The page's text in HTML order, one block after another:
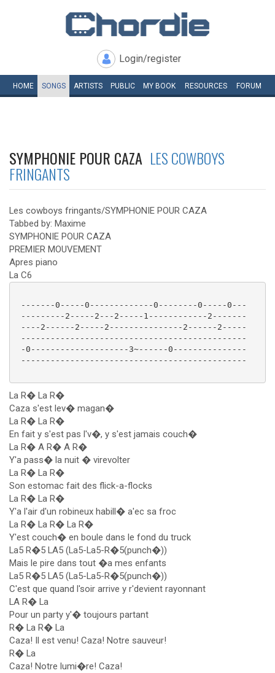
Login/register
HOME SONGS ARTISTS PUBLIC MY BOOK RESOURCES FORUM
SYMPHONIE POUR CAZA LES COWBOYS
FRINGANTS
Les cowboys fringants/SYMPHONIE POUR CAZA
Tabbed by: Maxime
SYMPHONIE POUR CAZA
PREMIER MOUVEMENT
Apres piano
La C6
-------0-----0-------------0--------0-----0---
---------2-----2---2-----1------------2-------
----2------2-----2---------------2------2-----
----------------------------------------------
-0--------------------3~------0---------------
----------------------------------------------
La R� La R�
Caza s'est lev� magan�
La R� La R�
En fait y s'est pas l'v�, y s'est jamais couch�
La R� A R� A R�
Y'a pass� la nuit � virevolter
La R� La R�
Son estomac fait des flick-a-flocks
La R� La R�
Y'a l'air d'un robineux habill� a'ec sa froc
La R� La R� La R�
Y'est couch� en boule dans le fond du truck
La5 R�5 LA5 (La5-La5-R�5(punch�))
Mais le pire dans tout �a mes enfants
La5 R�5 LA5 (La5-La5-R�5(punch�))
C'est que quand l'soir arrive y r'devient rayonnant
LA R� La
Pour un party y'� toujours partant
R� La R� La
Caza! Il est venu! Caza! Notre sauveur!
R� La
Caza! Notre lumi�re! Caza!